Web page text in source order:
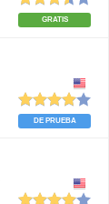
GRATIS
DE PRUEBA